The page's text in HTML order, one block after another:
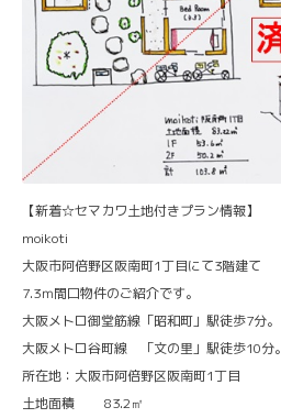
【新着☆セマカワ土地付きプラン情報】
moikoti
大阪市阿倍野区阪南町1丁目にて3階建て
7.3ｍ間口物件のご紹介です。
大阪メトロ御堂筋線「昭和町」駅徒歩7分。
大阪メトロ谷町線 「文の里」駅徒歩10分。
所在地：大阪市阿倍野区阪南町1丁目
土地面積 83.2㎡